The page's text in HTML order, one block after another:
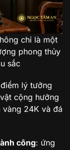
chỉ là một
phong thủy
sắc
lý tưởng
cộng hưởng
24K và đá
công: ứng